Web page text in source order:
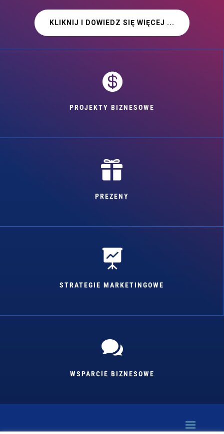
KLIKNIJ I DOWIEDZ SIĘ WIĘCEJ ...

PROJEKTY BIZNESOWE

PREZENY

STRATEGIE MARKETINGOWE

WSPARCIE BIZNESOWE